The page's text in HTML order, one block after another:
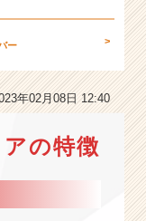
ー >
年02月08日 12:40
の特徴